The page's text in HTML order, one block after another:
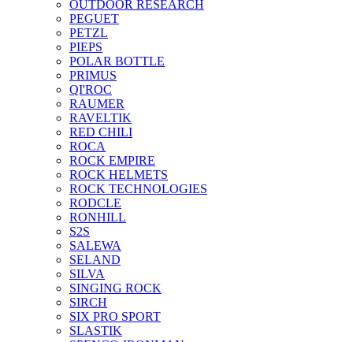
OUTDOOR RESEARCH
PEGUET
PETZL
PIEPS
POLAR BOTTLE
PRIMUS
QI'ROC
RAUMER
RAVELTIK
RED CHILI
ROCA
ROCK EMPIRE
ROCK HELMETS
ROCK TECHNOLOGIES
RODCLE
RONHILL
S2S
SALEWA
SELAND
SILVA
SINGING ROCK
SIRCH
SIX PRO SPORT
SLASTIK